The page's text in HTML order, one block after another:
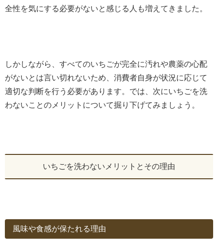
全性を気にする必要がないと感じる人も増えてきました。
しかしながら、すべてのいちごが完全に汚れや農薬の心配
がないとは言い切れないため、消費者自身が状況に応じて
適切な判断を行う必要があります。では、次にいちごを洗
わないことのメリットについて掘り下げてみましょう。
いちごを洗わないメリットとその理由
風味や食感が保たれる理由